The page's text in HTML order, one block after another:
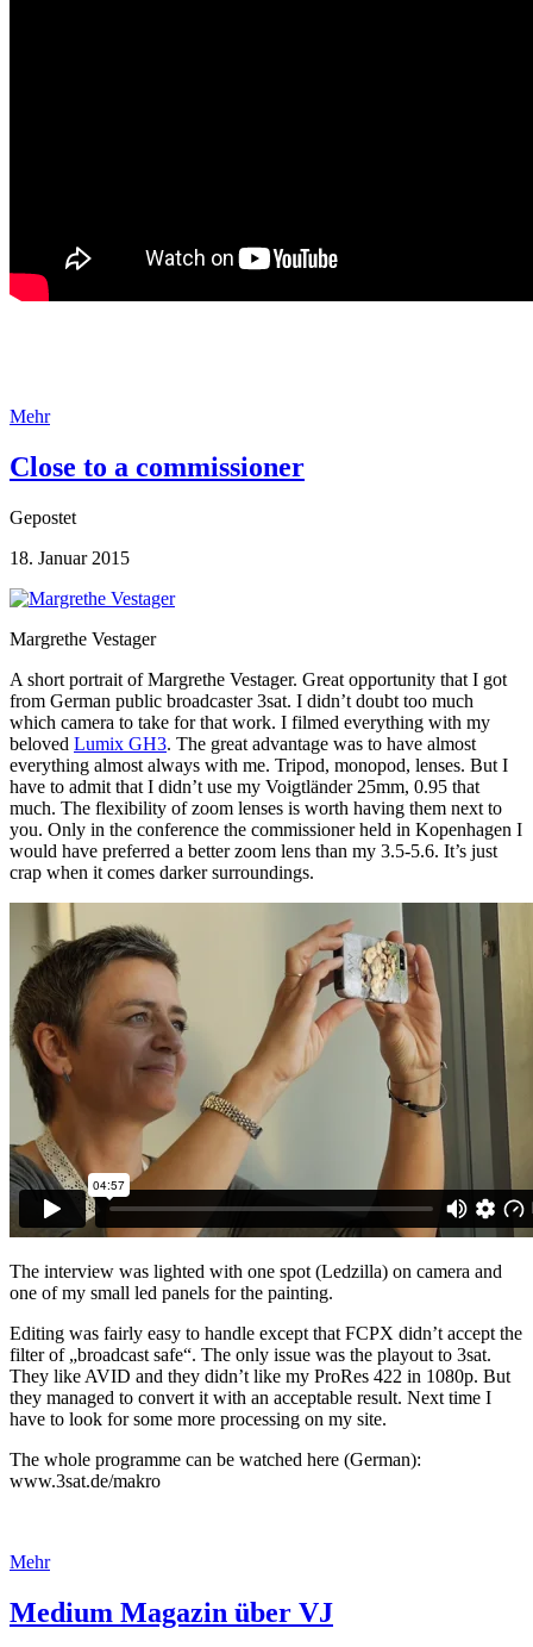
Mehr
Close to a commissioner
Gepostet
18. Januar 2015
Margrethe Vestager
A short portrait of Margrethe Vestager. Great opportunity that I got
from German public broadcaster 3sat. I didn’t doubt too much
which camera to take for that work. I filmed everything with my
beloved Lumix GH3. The great advantage was to have almost
everything almost always with me. Tripod, monopod, lenses. But I
have to admit that I didn’t use my Voigtländer 25mm, 0.95 that
much. The flexibility of zoom lenses is worth having them next to
you. Only in the conference the commissioner held in Kopenhagen I
would have preferred a better zoom lens than my 3.5-5.6. It’s just
crap when it comes darker surroundings.
The interview was lighted with one spot (Ledzilla) on camera and
one of my small led panels for the painting.
Editing was fairly easy to handle except that FCPX didn’t accept the
filter of „broadcast safe“. The only issue was the playout to 3sat.
They like AVID and they didn’t like my ProRes 422 in 1080p. But
they managed to convert it with an acceptable result. Next time I
have to look for some more processing on my site.
The whole programme can be watched here (German):
www.3sat.de/makro
Mehr
Medium Magazin über VJ